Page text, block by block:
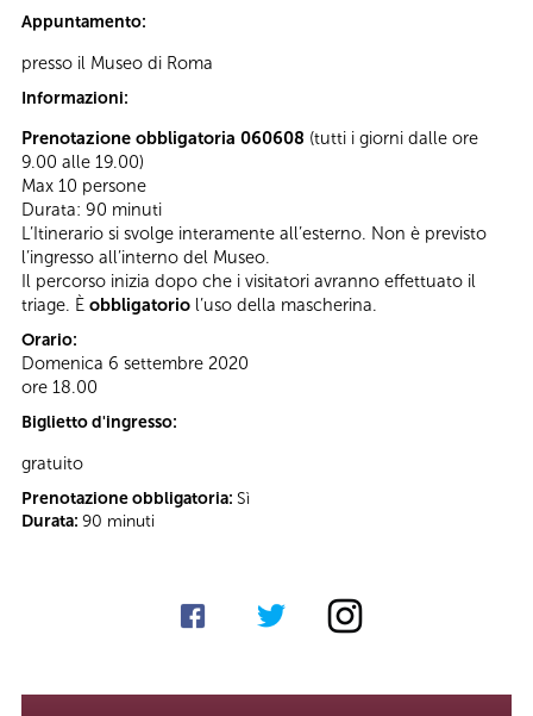
Appuntamento:
presso il Museo di Roma
Informazioni:
Prenotazione obbligatoria 060608 (tutti i giorni dalle ore
9.00 alle 19.00)
Max 10 persone
Durata: 90 minuti
L’Itinerario si svolge interamente all’esterno. Non è previsto
l’ingresso all’interno del Museo.
Il percorso inizia dopo che i visitatori avranno effettuato il
triage. È obbligatorio l’uso della mascherina.
Orario:
Domenica 6 settembre 2020
ore 18.00
Biglietto d'ingresso:
gratuito
Prenotazione obbligatoria: Sì
Durata: 90 minuti